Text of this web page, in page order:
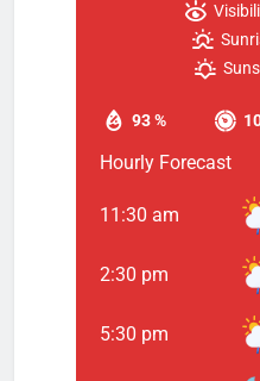
93 %
Hourly Forecast
11:30 am
2:30 pm
5:30 pm